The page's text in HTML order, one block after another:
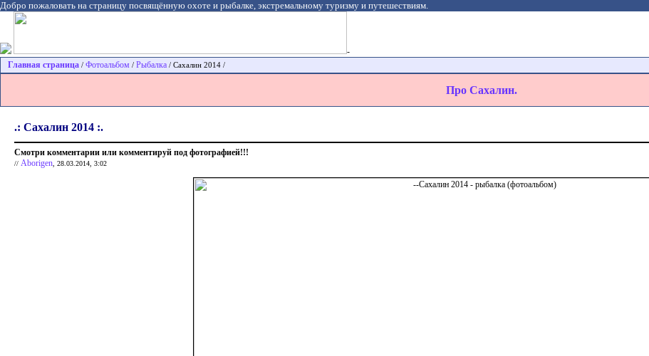
Добро пожаловать на страницу посвящённую охоте и рыбалке, экстремальному туризму и путешествиям.
-
Главная страница / Фотоальбом / Рыбалка / Сахалин 2014 /
Про Сахалин.
.: Сахалин 2014 :.
Смотри комментарии или комментируй под фотографией!!!
// Aborigen , 28.03.2014, 3:02